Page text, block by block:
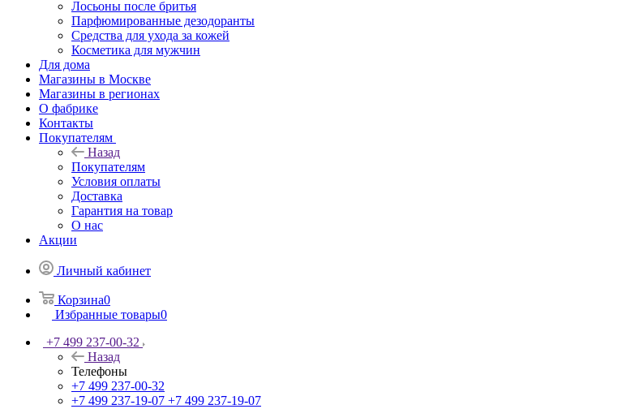
Лосьоны после бритья
Парфюмированные дезодоранты
Средства для ухода за кожей
Косметика для мужчин
Для дома
Магазины в Москве
Магазины в регионах
О фабрике
Контакты
Покупателям
Назад
Покупателям
Условия оплаты
Доставка
Гарантия на товар
О нас
Акции
Личный кабинет
Корзина0
Избранные товары0
+7 499 237-00-32
Назад
Телефоны
+7 499 237-00-32
+7 499 237-19-07 +7 499 237-19-07